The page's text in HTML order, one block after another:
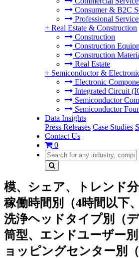
Consumer & B2C
Professional
+ Real Estate & Construction
Construction
Construction
Construction
Real Estate
+ Semiconductor &
Electronic
Integrated Circuit
Semiconductor
Semiconductor
Data Insights
Press Releases Case Studies
Contact Us
0
模、シェア、トレンド
稼働時間別（4時間以下
洗浄ヘッドタイプ別（
筒型、エンドユーザー
ョッピングセンター別